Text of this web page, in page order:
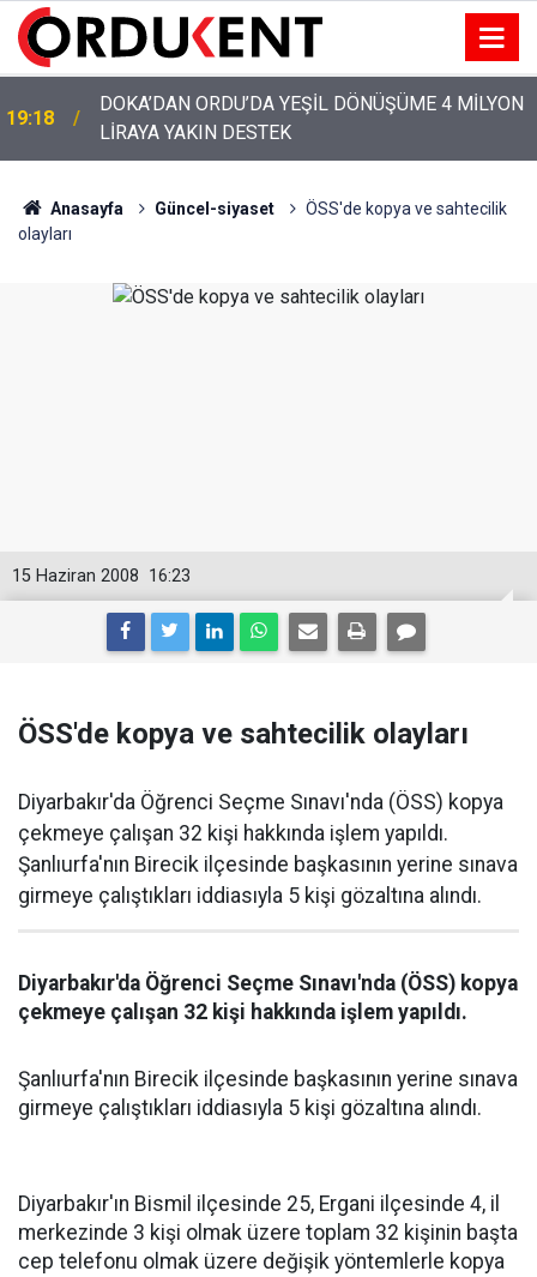
19:18
DOKA’DAN ORDU’DA YEŞİL DÖNÜŞÜME 4 MİLYON
LİRAYA YAKIN DESTEK
12:46
YENİ PARTİ’NİN ORDU’DAKİ 69 KİŞİLİK KURUCU
KADROSU AÇIKLANDI
Anasayfa Güncel-siyaset
ÖSS'de kopya ve sahtecilik
olayları
16:23
15 Haziran 2008
ÖSS'de kopya ve sahtecilik olayları
Diyarbakır'da Öğrenci Seçme Sınavı'nda (ÖSS) kopya
çekmeye çalışan 32 kişi hakkında işlem yapıldı.
Şanlıurfa'nın Birecik ilçesinde başkasının yerine sınava
girmeye çalıştıkları iddiasıyla 5 kişi gözaltına alındı.
Diyarbakır'da Öğrenci Seçme Sınavı'nda (ÖSS) kopya
çekmeye çalışan 32 kişi hakkında işlem yapıldı.
Şanlıurfa'nın Birecik ilçesinde başkasının yerine sınava
girmeye çalıştıkları iddiasıyla 5 kişi gözaltına alındı.
Diyarbakır'ın Bismil ilçesinde 25, Ergani ilçesinde 4, il
merkezinde 3 kişi olmak üzere toplam 32 kişinin başta
cep telefonu olmak üzere değişik yöntemlerle kopya